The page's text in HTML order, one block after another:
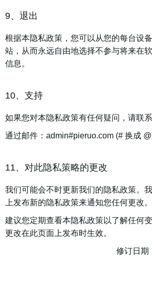
9、退出
根据本隐私政策，您可以从您的每台设
站，从而永远自由地选择不参与将来在
信息。
10、支持
如果您对本隐私政策有任何疑问，请联系
通过邮件：admin#pieruo.com (# 换成
11、对此隐私策略的更改
我们可能会不时更新我们的隐私政策。
上发布新的隐私政策来通知您任何更改。
建议您定期查看本隐私政策以了解任何
更改在此页面上发布时生效。
修订日期